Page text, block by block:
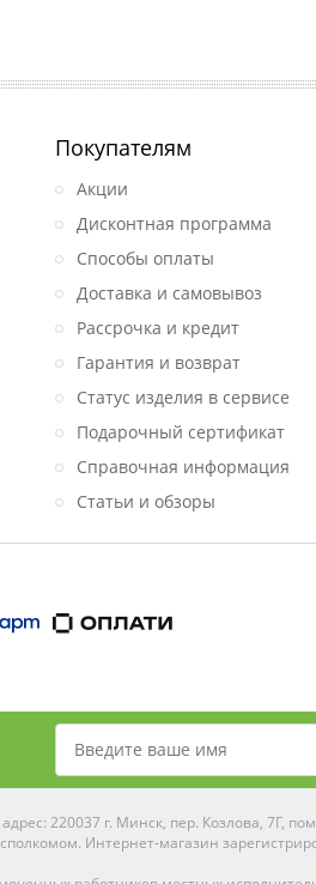
Покупателям
Акции
Дисконтная программа
Способы оплаты
Доставка и самовывоз
Рассрочка и кредит
Гарантия и возврат
Статус изделия в сервисе
Подарочный сертификат
Справочная информация
Статьи и обзоры
220037 г. Минск, пер. Козлова, 7Г,
Интернет-магазин